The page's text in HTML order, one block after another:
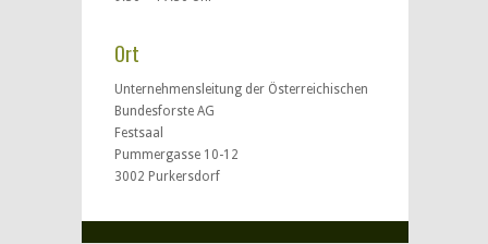
Ort
Unternehmensleitung der Österreichischen
Bundesforste AG
Festsaal
Pummergasse 10-12
3002 Purkersdorf